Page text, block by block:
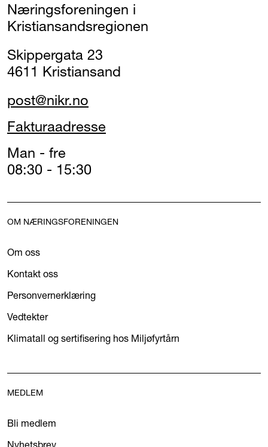
Næringsforeningen i
Kristiansandsregionen
Skippergata 23
4611 Kristiansand
post@nikr.no
Fakturaadresse
Man - fre
08:30 - 15:30
OM NÆRINGSFORENINGEN
Om oss
Kontakt oss
Personvernerklæring
Vedtekter
Klimatall og sertifisering hos Miljøfyrtårn
MEDLEM
Bli medlem